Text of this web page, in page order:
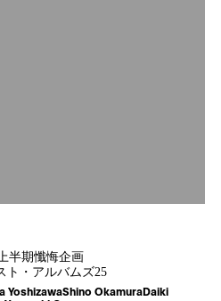
半期懺悔企画
ト・アルバムズ25
YoshizawaShino OkamuraDaiki